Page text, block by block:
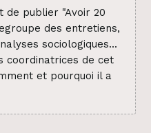
de publier "Avoir 20
des entretiens,
sociologiques...
coordinatrices de cet
et pourquoi il a